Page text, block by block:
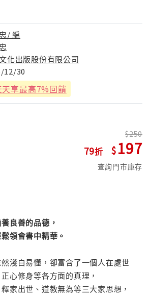
/ 編
化出版股份有限公司
12/30
天享最高7%回饋
79
250
197
查詢門市庫存
良善的品德，
領會書中精華。
然淺白易懂，卻富含了一個人在處世
心修身等各方面的真理，
家出世、道教無為等三大家思想，